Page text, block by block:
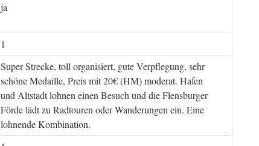
ja
1
Super Strecke, toll organisiert, gute Verpflegung, sehr
schöne Medaille, Preis mit 20€ (HM) moderat. Hafen
und Altstadt lohnen einen Besuch und die Flensburger
Förde lädt zu Radtouren oder Wanderungen ein. Eine
lohnende Kombination.